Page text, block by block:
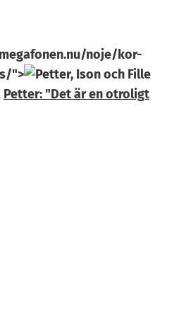
noje/kor-
">
Petter: "Det är en otroligt